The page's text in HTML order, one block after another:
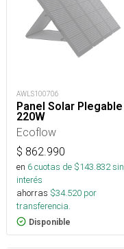
AWLS100706
Panel Solar Plegable
220W
Ecoflow
$ 862.990
en 6cuotas de $143.832sin
interés
ahorras $34.520 por
transferencia.
Disponible